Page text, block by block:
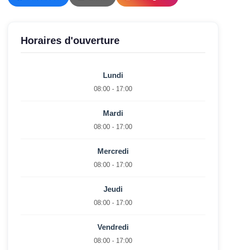
Horaires d'ouverture
Lundi
08:00 - 17:00
Mardi
08:00 - 17:00
Mercredi
08:00 - 17:00
Jeudi
08:00 - 17:00
Vendredi
08:00 - 17:00